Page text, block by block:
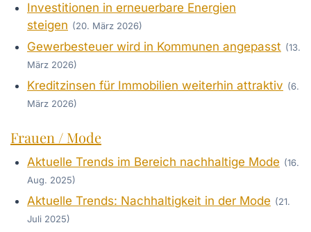
Investitionen in erneuerbare Energien
steigen (20. März 2026)
Gewerbesteuer wird in Kommunen angepasst (13.
März 2026)
Kreditzinsen für Immobilien weiterhin attraktiv (6.
März 2026)
Frauen / Mode
Aktuelle Trends im Bereich nachhaltige Mode (16.
Aug. 2025)
Aktuelle Trends: Nachhaltigkeit in der Mode (21.
Juli 2025)